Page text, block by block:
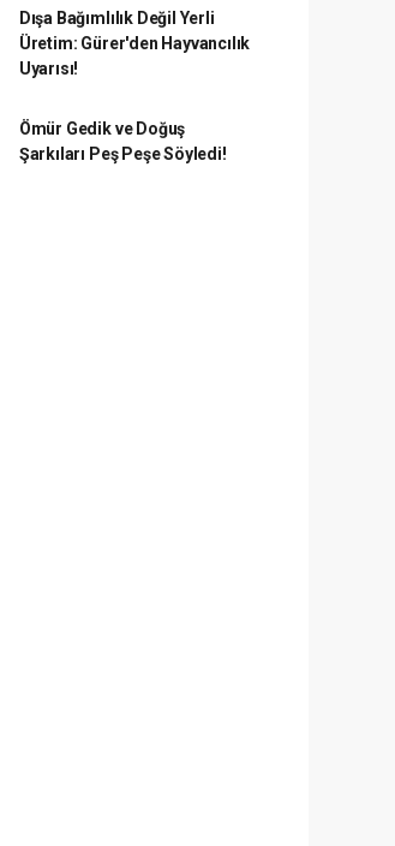
Dışa Bağımlılık Değil Yerli
Üretim: Gürer'den Hayvancılık
Uyarısı!
Ömür Gedik ve Doğuş
Şarkıları Peş Peşe Söyledi!